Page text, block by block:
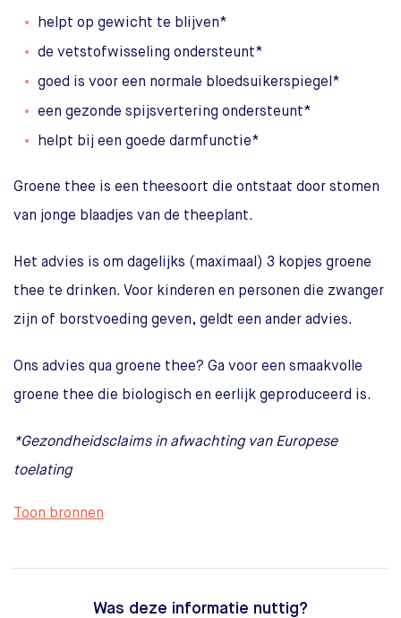
helpt op gewicht te blijven*
de vetstofwisseling ondersteunt*
goed is voor een normale bloedsuikerspiegel*
een gezonde spijsvertering ondersteunt*
helpt bij een goede darmfunctie*
Groene thee is een theesoort die ontstaat door stomen
van jonge blaadjes van de theeplant.
Het advies is om dagelijks (maximaal) 3 kopjes groene
thee te drinken. Voor kinderen en personen die zwanger
zijn of borstvoeding geven, geldt een ander advies.
Ons advies qua groene thee? Ga voor een smaakvolle
groene thee die biologisch en eerlijk geproduceerd is.
*Gezondheidsclaims in afwachting van Europese
toelating
Toon bronnen
Was deze informatie nuttig?